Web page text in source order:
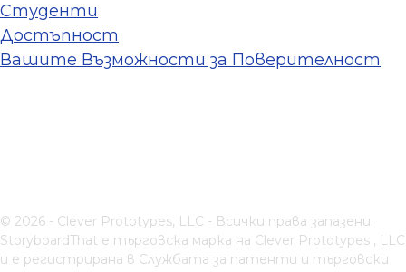
Студенти
Достъпност
Вашите Възможности за Поверителност
© 2026 - Clever Prototypes, LLC - Всички права запазени.
StoryboardThat е търговска марка на Clever Prototypes , LLC
и е регистрирана в Службата за патенти и търговски